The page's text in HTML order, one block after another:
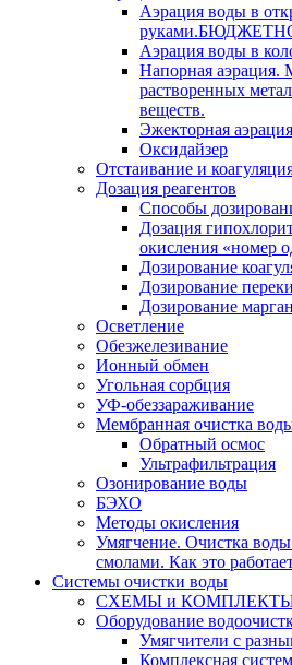
Аэрация воды в
Аэрация воды в
Напорная аэрация.
растворенных
веществ.
Эжекторная аэрация
Оксидайзер
Отстаивание и
Дозация реагентов
Способы
Дозация
окисления «номер
Дозирование
Дозирование
Дозирование
Осветление
Обезжелезивание
Ионный обмен
Угольная сорбция
УФ-обеззараживание
Мембранная очистка
Обратный осмос
Ультрафильтрация
Озонирование воды
БЭХО
Методы окисления
Умягчение. Очистка
смолами. Как это
Системы очистки воды
СХЕМЫ и
Оборудование
Умягчители с
Комплексная